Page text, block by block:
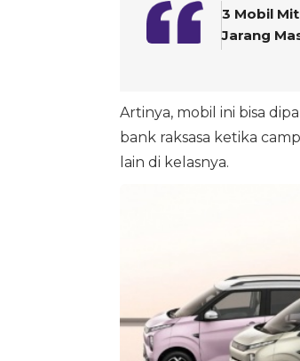
3 Mobil
Jarang
Artinya, mobil ini bisa
bank raksasa ketika
lain di kelasnya.